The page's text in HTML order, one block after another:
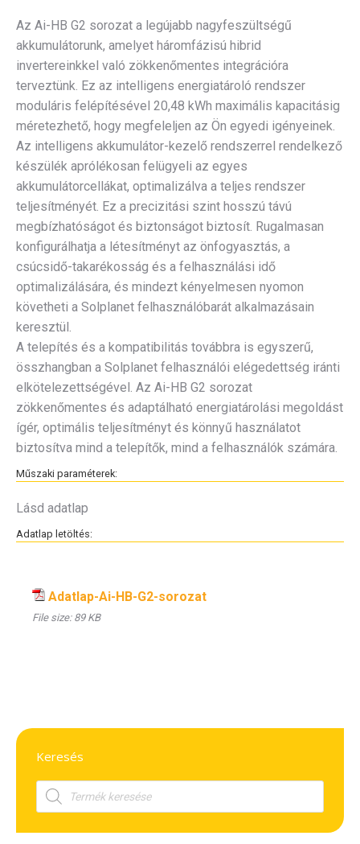
Az Ai-HB G2 sorozat a legújabb nagyfeszültségű
akkumulátorunk, amelyet háromfázisú hibrid
invertereinkkel való zökkenőmentes integrációra
terveztünk. Ez az intelligens energiatároló rendszer
moduláris felépítésével 20,48 kWh maximális kapacitásig
méretezhető, hogy megfeleljen az Ön egyedi igényeinek.
Az intelligens akkumulátor-kezelő rendszerrel rendelkező
készülék aprólékosan felügyeli az egyes
akkumulátorcellákat, optimalizálva a teljes rendszer
teljesítményét. Ez a precizitási szint hosszú távú
megbízhatóságot és biztonságot biztosít. Rugalmasan
konfigurálhatja a létesítményt az önfogyasztás, a
csúcsidő-takarékosság és a felhasználási idő
optimalizálására, és mindezt kényelmesen nyomon
követheti a Solplanet felhasználóbarát alkalmazásain
keresztül.
A telepítés és a kompatibilitás továbbra is egyszerű,
összhangban a Solplanet felhasználói elégedettség iránti
elkötelezettségével. Az Ai-HB G2 sorozat
zökkenőmentes és adaptálható energiatárolási megoldást
ígér, optimális teljesítményt és könnyű használatot
biztosítva mind a telepítők, mind a felhasználók számára.
Műszaki paraméterek:
Lásd adatlap
Adatlap letöltés:
Adatlap-Ai-HB-G2-sorozat
File size:89 KB
Keresés
Products
search